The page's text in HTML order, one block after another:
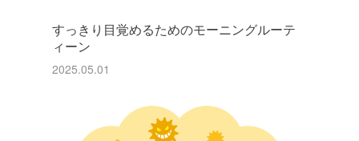
すっきり目覚めるためのモーニングルーテ
ィーン
2025.05.01